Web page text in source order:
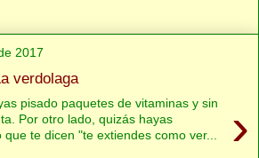
2017
verdolaga
›
pisado paquetes de vitaminas y sin
Por otro lado, quizás hayas
que te dicen "te extiendes como ver...